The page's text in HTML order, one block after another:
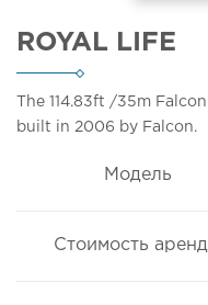
ROYAL LIFE
The 114.83ft /35m
built in 2006 by Falcon.
Модель
Стоимость